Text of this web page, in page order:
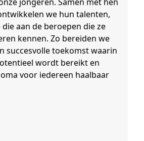
we hun talenten,
aan de beroepen die ze
kennen. Zo bereiden we
succesvolle toekomst waarin
wordt bereikt en
voor iedereen haalbaar